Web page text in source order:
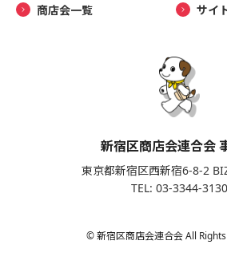
商店会一覧 サイ
新宿区商店会連合会
東京都新宿区西新宿6-8-2
TEL: 03-3344-3130
© 新宿区商店会連合会 All